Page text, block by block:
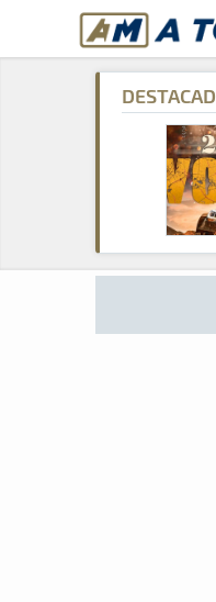
A Todo Motor·
A Todo Motor » Galerías »